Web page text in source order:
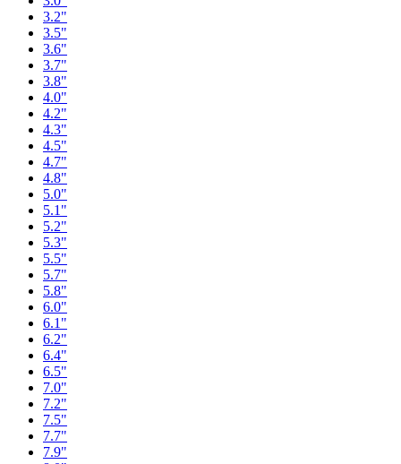
3.2"
3.5"
3.6"
3.7"
3.8"
4.0"
4.2"
4.3"
4.5"
4.7"
4.8"
5.0"
5.1"
5.2"
5.3"
5.5"
5.7"
5.8"
6.0"
6.1"
6.2"
6.4"
6.5"
7.0"
7.2"
7.5"
7.7"
7.9"